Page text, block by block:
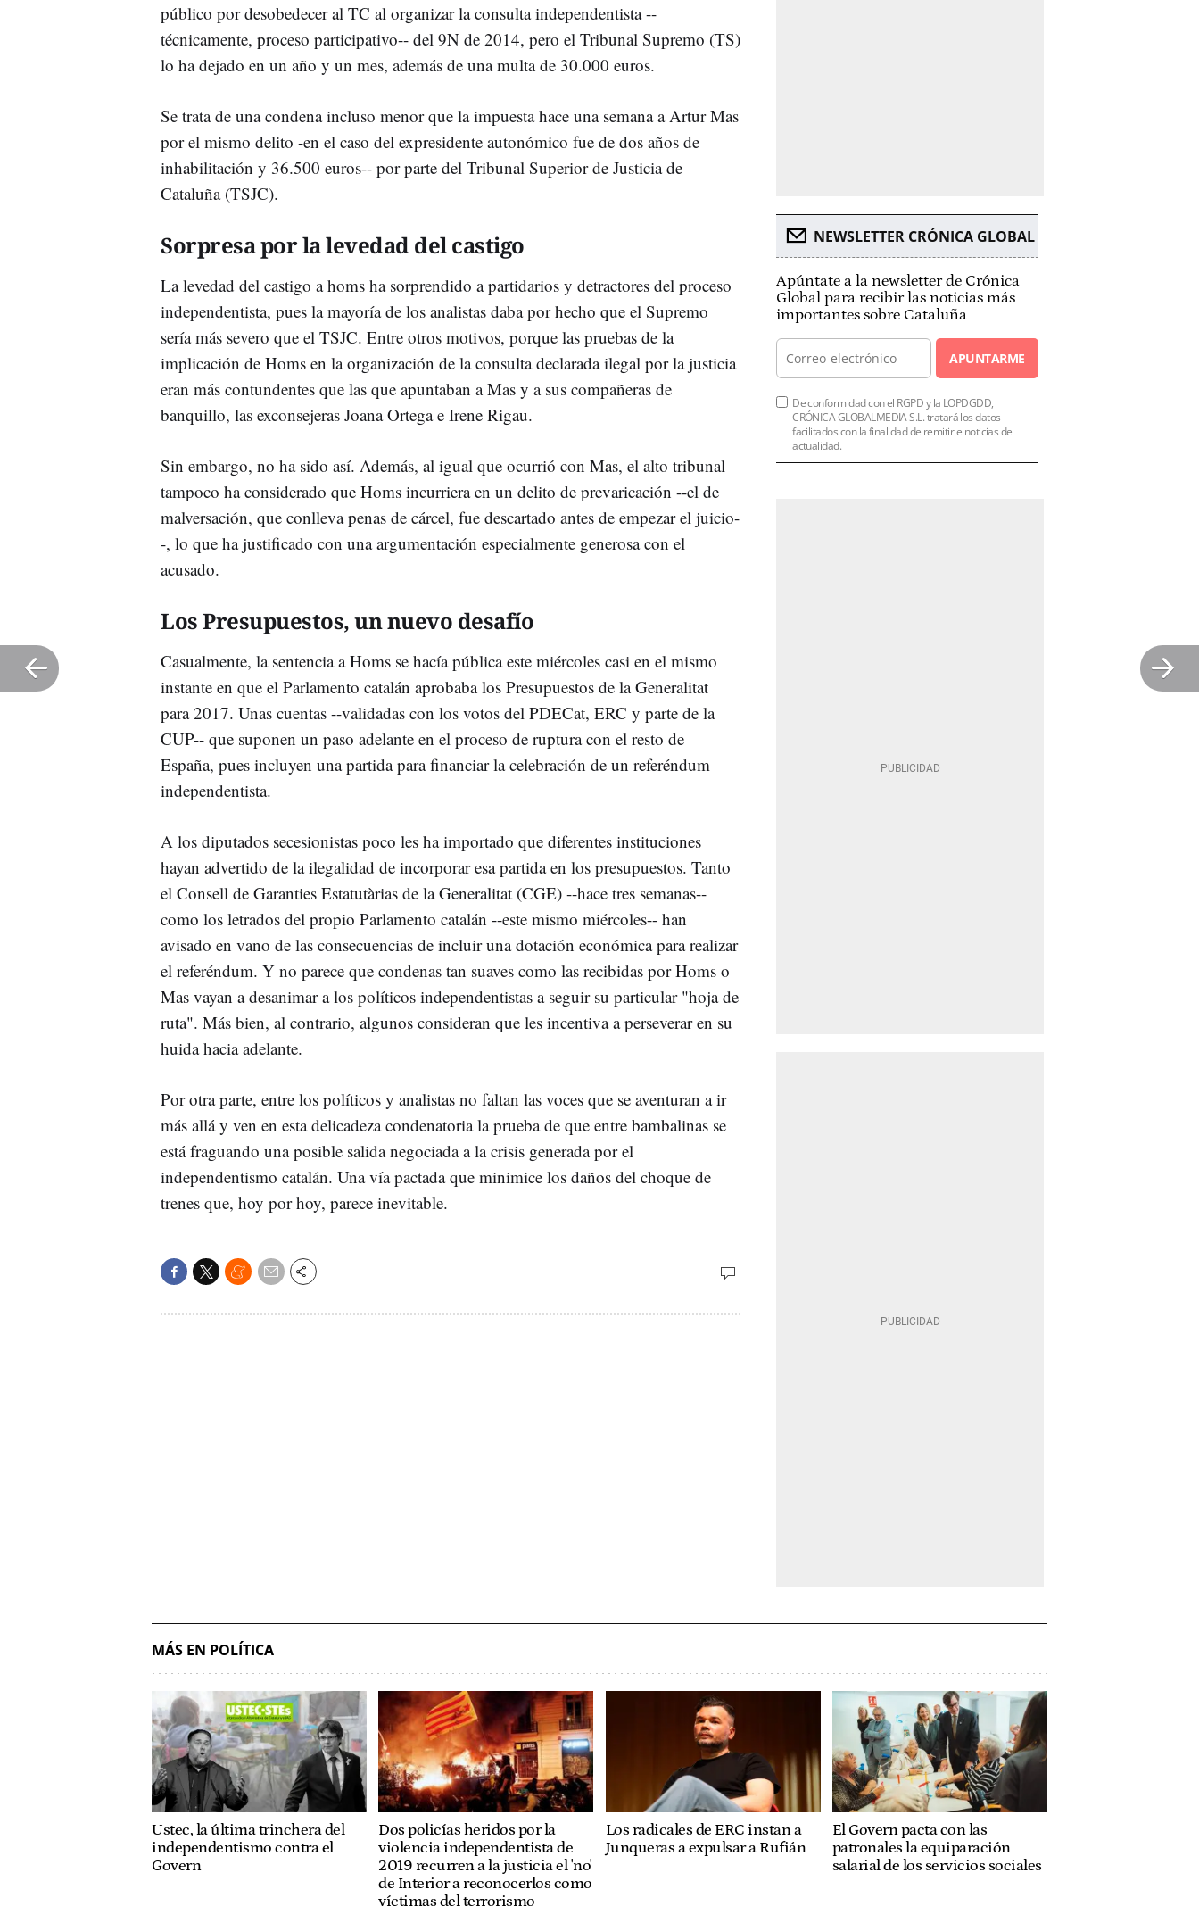
público por desobedecer al TC al organizar la consulta independentista --
técnicamente, proceso participativo-- del 9N de 2014, pero el Tribunal Supremo (TS)
lo ha dejado en un año y un mes, además de una multa de 30.000 euros.
Se trata de una condena incluso menor que la impuesta hace una semana a Artur Mas
por el mismo delito -en el caso del expresidente autonómico fue de dos años de
inhabilitación y 36.500 euros-- por parte del Tribunal Superior de Justicia de
Cataluña (TSJC).
Sorpresa por la levedad del castigo
La levedad del castigo a homs ha sorprendido a partidarios y detractores del proceso
independentista, pues la mayoría de los analistas daba por hecho que el Supremo
sería más severo que el TSJC. Entre otros motivos, porque las pruebas de la
implicación de Homs en la organización de la consulta declarada ilegal por la justicia
eran más contundentes que las que apuntaban a Mas y a sus compañeras de
banquillo, las exconsejeras Joana Ortega e Irene Rigau.
Sin embargo, no ha sido así. Además, al igual que ocurrió con Mas, el alto tribunal
tampoco ha considerado que Homs incurriera en un delito de prevaricación --el de
malversación, que conlleva penas de cárcel, fue descartado antes de empezar el juicio-
-, lo que ha justificado con una argumentación especialmente generosa con el
acusado.
Los Presupuestos, un nuevo desafío
Casualmente, la sentencia a Homs se hacía pública este miércoles casi en el mismo
instante en que el Parlamento catalán aprobaba los Presupuestos de la Generalitat
para 2017. Unas cuentas --validadas con los votos del PDECat, ERC y parte de la
CUP-- que suponen un paso adelante en el proceso de ruptura con el resto de
España, pues incluyen una partida para financiar la celebración de un referéndum
independentista.
A los diputados secesionistas poco les ha importado que diferentes instituciones
hayan advertido de la ilegalidad de incorporar esa partida en los presupuestos. Tanto
el Consell de Garanties Estatutàrias de la Generalitat (CGE) --hace tres semanas--
como los letrados del propio Parlamento catalán --este mismo miércoles-- han
avisado en vano de las consecuencias de incluir una dotación económica para realizar
el referéndum. Y no parece que condenas tan suaves como las recibidas por Homs o
Mas vayan a desanimar a los políticos independentistas a seguir su particular "hoja de
ruta". Más bien, al contrario, algunos consideran que les incentiva a perseverar en su
huida hacia adelante.
Por otra parte, entre los políticos y analistas no faltan las voces que se aventuran a ir
más allá y ven en esta delicadeza condenatoria la prueba de que entre bambalinas se
está fraguando una posible salida negociada a la crisis generada por el
independentismo catalán. Una vía pactada que minimice los daños del choque de
trenes que, hoy por hoy, parece inevitable.
NEWSLETTER CRÓNICA GLOBAL
Apúntate a la newsletter de Crónica
Global para recibir las noticias más
importantes sobre Cataluña
APUNTARME
De conformidad con el RGPD y la LOPDGDD,
CRÓNICA GLOBALMEDIA S.L. tratará los datos
facilitados con la finalidad de remitirle noticias de
actualidad.
MÁS EN POLÍTICA
Ustec, la última trinchera del
independentismo contra el
Govern
Dos policías heridos por la
violencia independentista de
2019 recurren a la justicia el 'no'
de Interior a reconocerlos como
víctimas del terrorismo
Los radicales de ERC instan a
Junqueras a expulsar a Rufián
El Govern pacta con las
patronales la equiparación
salarial de los servicios sociales